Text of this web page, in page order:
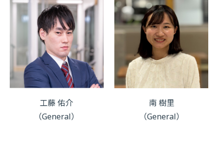
工藤 佑介
（General）
南 樹里
（General）